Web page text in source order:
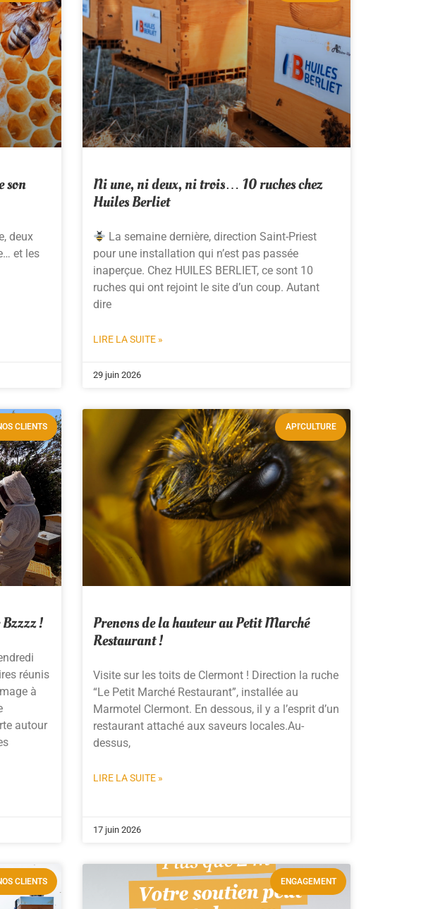
son
deux
et les
Ni une, ni deux, ni trois… 10 ruches chez
Huiles Berliet
La semaine dernière, direction Saint-Priest
pour une installation qui n’est pas passée
inaperçue. Chez HUILES BERLIET, ce sont 10
ruches qui ont rejoint le site d’un coup. Autant
dire
LIRE LA SUITE »
29 juin 2026
CLIENTS
!
réunis
à
autour
API'CULTURE
Prenons de la hauteur au Petit Marché
Restaurant !
Visite sur les toits de Clermont ! Direction la ruche
“Le Petit Marché Restaurant”, installée au
Marmotel Clermont. En dessous, il y a l’esprit d’un
restaurant attaché aux saveurs locales.Au-
dessus,
LIRE LA SUITE »
17 juin 2026
CLIENTS ENGAGEMENT